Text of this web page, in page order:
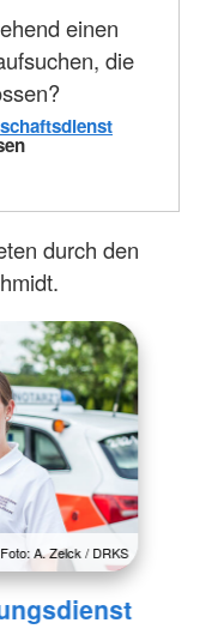
einen
die
durch den
Foto: A. Zelck / DRKS